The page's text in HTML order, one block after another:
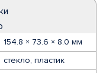
154.8 × 73.6 × 8.0 мм
стекло, пластик